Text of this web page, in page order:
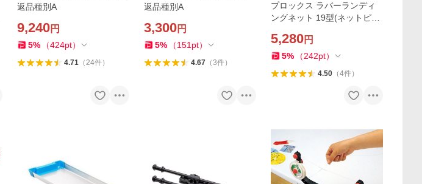
返品種別A
9,240円
5% （424pt）
4.71（24件）
返品種別A
3,300円
5% （151 pt）
4.67（3件）
プロックス ラバーランディ
ングネット 19型(ネットピン
5,280円
5% （242pt）
4.50（4件）